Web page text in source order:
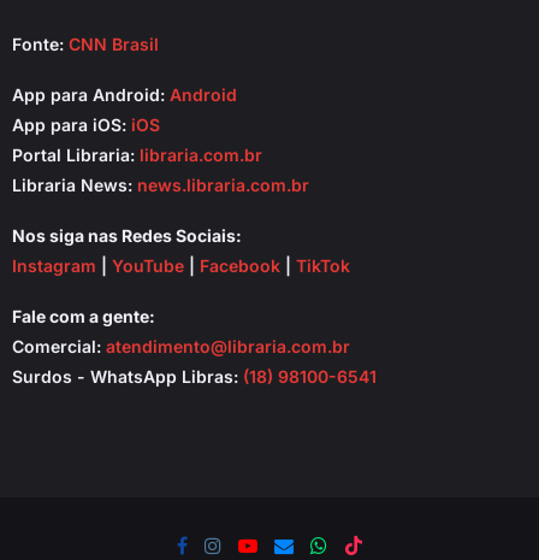
Fonte: CNN Brasil
App para Android: Android
App para iOS: iOS
Portal Libraria: libraria.com.br
Libraria News: news.libraria.com.br
Nos siga nas Redes Sociais:
Instagram
YouTube Facebook TikTok
Fale com a gente:
Comercial: atendimento@libraria.com.br
Surdos - WhatsApp Libras: (18) 98100-6541